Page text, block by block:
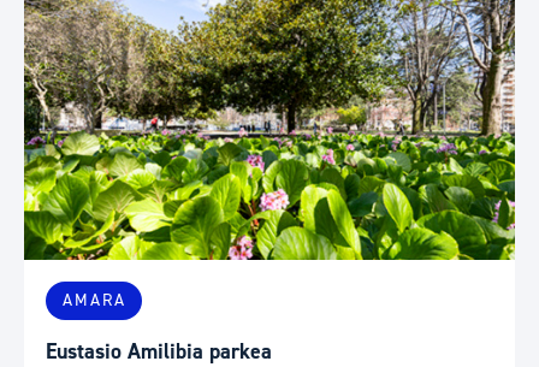
AMARA
Eustasio Amilibia parkea